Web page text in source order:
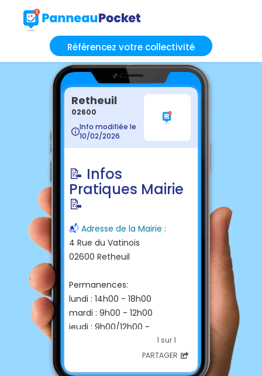
Référencez votre collectivité
Retheuil
02600
Info modifiée le
10/02/2026
📝 Infos
Pratiques Mairie
📝
📬 Adresse de la Mairie :
4 Rue du Vatinois
02600 Retheuil
Permanences:
lundi : 14h00 - 18h00
mardi : 9h00 - 12h00
jeudi : 9h00/12h00 -
Contacter la Mairie :
1 sur 1
PARTAGER